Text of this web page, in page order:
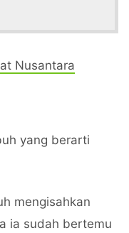
Nusantara
yang berarti
mengisahkan
ia sudah bertemu